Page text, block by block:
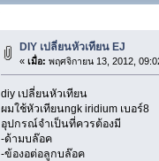
DIY เปลี่ยนหัวเทียน EJ
« เมื่อ: พฤศจิกายน 13, 2012,
diy เปลี่ยนหัวเทียน
ผมใช้หัวเทียนngk iridium เบอร์8
อุปกรณ์จำเป็นที่ควรต้องมี
-ด้ามบล๊อค
-ข้องอต่อลูกบล๊อค